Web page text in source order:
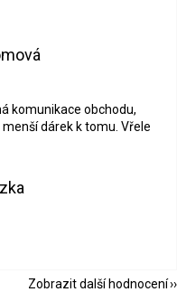
5 z 5 hvězdiček.
komunikace obchodu,
dárek k tomu. Vřele
1 z 5 hvězdiček.
Zobrazit další hodnocení